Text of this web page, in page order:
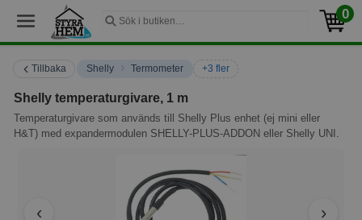
0
Tillbaka Shelly › Termometer +3 fler
Shelly temperaturgivare, 1 m
Temperaturgivare som används till Shelly Plus enhet (ej mini eller
H&T) med expandermodulen SHELLY-PLUS-ADDON eller Shelly UNI.